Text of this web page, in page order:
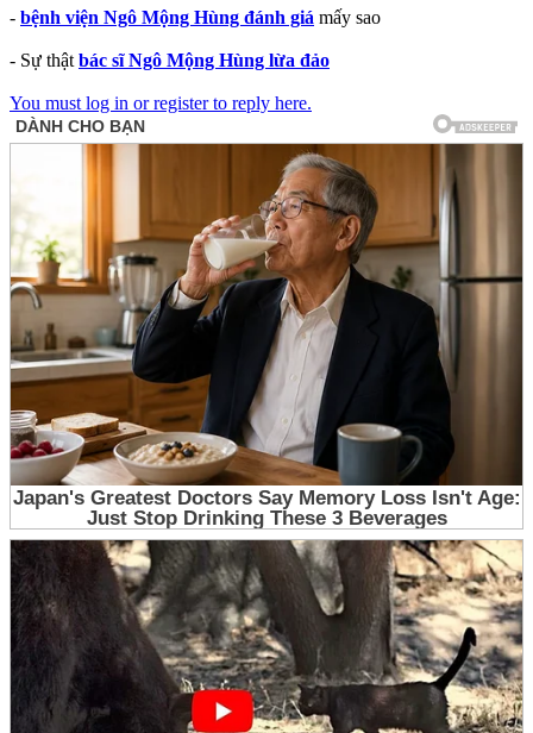
- bệnh viện Ngô Mộng Hùng đánh giá mấy sao
- Sự thật bác sĩ Ngô Mộng Hùng lừa đảo
You must log in or register to reply here.